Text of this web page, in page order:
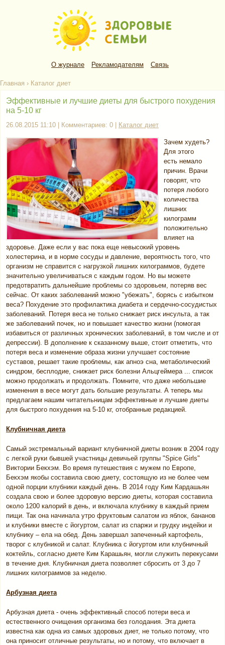
О журнале Рекламодателям Связь
Главная › Каталог диет
Эффективные и лучшие диеты для быстрого похудения
на 5-10 кг
26.08.2015 11:10 | Комментариев: 0 | Каталог диет
Зачем худеть?
Для этого
есть немало
причин. Врачи
говорят, что
потеря любого
количества
лишних
килограмм
положительно
влияет на
здоровье. Даже если у вас пока еще невысокий уровень
холестерина, и в норме сосуды и давление, вероятность того, что
организм не справится с нагрузкой лишних килограммов, будете
значительно увеличиваться с каждым годом. Но вы можете
предотвратить дальнейшие проблемы со здоровьем, потеряв вес
сейчас. От каких заболеваний можно "убежать", борясь с избытком
веса? Похудение это профилактика диабета и сердечно-сосудистых
заболеваний. Потеря веса не только снижает риск инсульта, а так
же заболеваний почек, но и повышает качество жизни (помогая
избавиться от различных хронических заболеваний, в том числе и от
депрессии). В дополнение к сказанному выше, стоит отметить, что
потеря веса и изменение образа жизни улучшает состояние
суставов, решает такие проблемы, как апноэ сна, метаболический
синдром, бесплодие, снижает риск болезни Альцгеймера ... список
можно продолжать и продолжать. Помните, что даже небольшие
изменения в весе могут дать большие результаты. А теперь мы
предлагаем нашим читательницам эффективные и лучшие диеты
для быстрого похудения на 5-10 кг, отобранные редакцией.
Клубничная диета
Самый экстремальный вариант клубничной диеты возник в 2004 году
с легкой руки бывшей участницы девичьей группы "Spice Girls"
Виктории Бекхэм. Во время путешествия с мужем по Европе,
Бекхэм якобы составила свою диету, состоящую из не более чем
одной порции клубники каждый день. В 2014 году Ким Кардашьян
создала свою и более здоровую версию диеты, которая составила
около 1200 калорий в день, и включала клубнику в каждый прием
пищи. Так она начинала утро фруктовым салатом из яблок, бананов
и клубники вместе с йогуртом, салат из спаржи и грудку индейки и
клубнику – ела на обед. День завершал запеченный картофель,
творог с клубникой и салат. Клубника с йогуртом или клубничный
коктейль, согласно диете Ким Карашьян, могли служить перекусами
в течение дня. Клубничная диета позволяет сбросить от 3 до 7
лишних килограммов за неделю.
Арбузная диета
Арбузная диета - очень эффективный способ потери веса и
естественного очищения организма без голодания. Эта диета
известна как одна из самых здоровых диет, не только потому, что
она приносит отличные результаты, но и потому, что включает в